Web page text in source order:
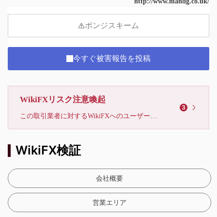
ポンジスキーム
今すぐ被害報告を投稿
WikiFXリスク注意喚起
この取引業者に対するWikiFXへのユーザーからの苦情が、6件に達しています。リスクに注意し、被害に遭わないようお気をつけください。
3
WikiFX検証
会社概要
営業エリア